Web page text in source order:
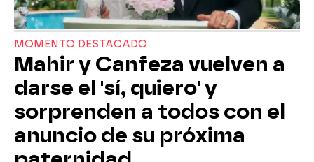
MOMENTO DESTACADO
Mahir y Canfeza vuelven a
darse el 'sí, quiero' y
sorprenden a todos con el
anuncio de su próxima